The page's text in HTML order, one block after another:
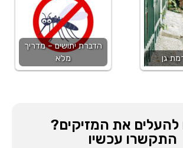
גן
הדברת יתושים – מדריך
מלא
להעלים את המזיקים?
התקשרו עכשיו